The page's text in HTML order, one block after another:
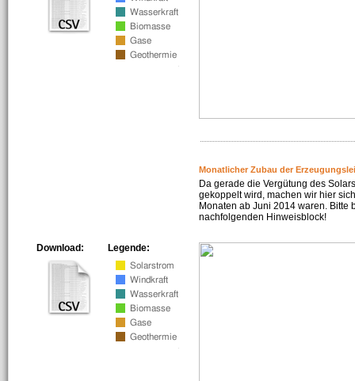
Monatlicher Zubau der
Da gerade die Vergütung des
gekoppelt wird, machen wir hier
Monaten ab Juni 2014 waren. Bitte
nachfolgenden Hinweisblock!
Legende:
Download: